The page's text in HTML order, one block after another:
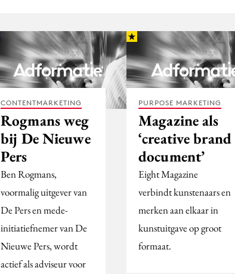
CONTENTMARKETING
Rogmans weg
bij De Nieuwe
Pers
Ben Rogmans,
voormalig uitgever van
De Pers en mede-
initiatiefnemer van De
Nieuwe Pers, wordt
actief als adviseur voor
PURPOSE MARKETING
Magazine als
‘creative brand
document’
Eight Magazine
verbindt kunstenaars en
merken aan elkaar in
kunstuitgave op groot
formaat.